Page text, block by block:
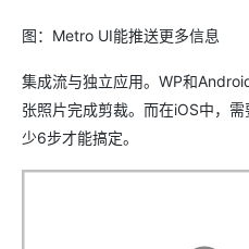
图：Metro UI能推送更多信息
集成流与独立应用。WP和
张照片完成剪裁。而在iOS中，
少6步才能搞定。